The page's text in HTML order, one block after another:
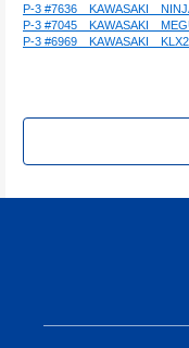
P-3 #7636　KAWASAKI　
P-3 #7045　KAWASAKI　
P-3 #6969　KAWASAKI　